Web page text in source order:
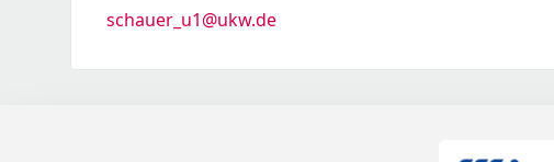
schauer_u1@ukw.de